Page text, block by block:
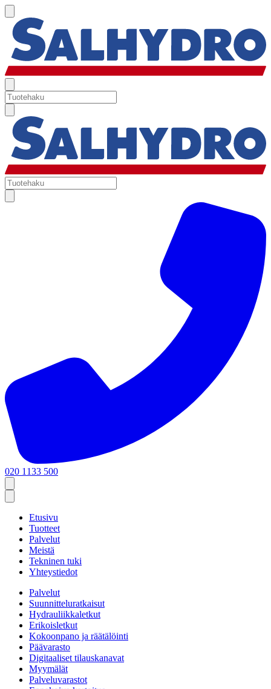
020 1133 500
Etusivu
Tuotteet
Palvelut
Meistä
Tekninen tuki
Yhteystiedot
Palvelut
Suunnitteluratkaisut
Hydrauliikkaletkut
Erikoisletkut
Kokoonpano ja räätälöinti
Päävarasto
Digitaaliset tilauskanavat
Myymälät
Palveluvarastot